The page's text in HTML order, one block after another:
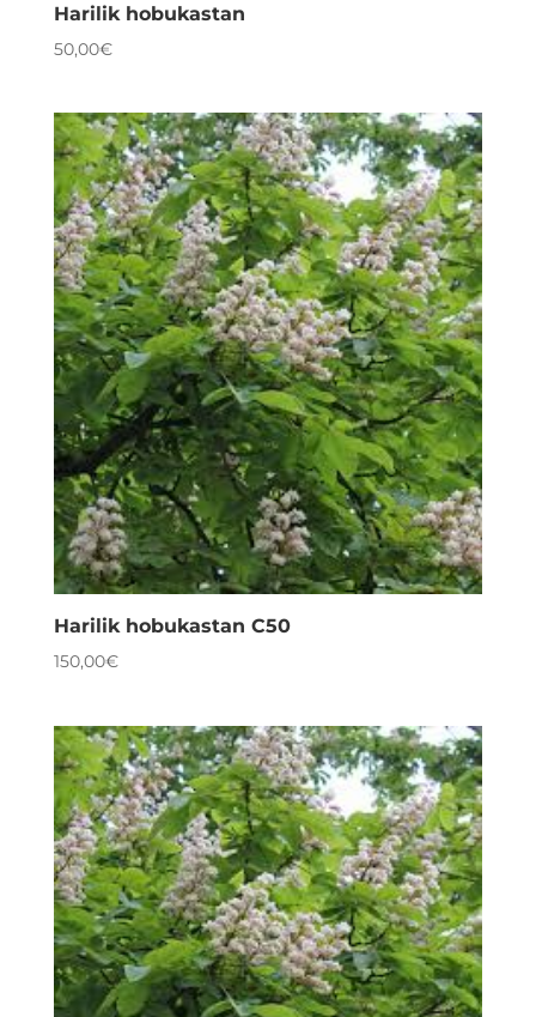
Harilik hobukastan
50,00€
Harilik hobukastan C50
150,00€